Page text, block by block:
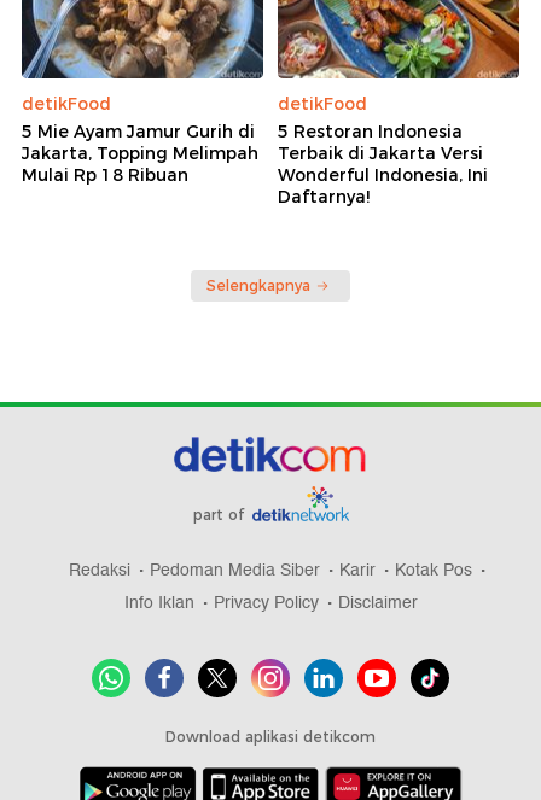
detikFood
5 Mie Ayam Jamur Gurih di
Jakarta, Topping Melimpah
Mulai Rp 18 Ribuan
detikFood
5 Restoran Indonesia
Terbaik di Jakarta Versi
Wonderful Indonesia, Ini
Daftarnya!
Selengkapnya
part of
Redaksi Pedoman Media Siber Karir
Kotak Pos
Info Iklan
Privacy Policy Disclaimer
Download aplikasi detikcom